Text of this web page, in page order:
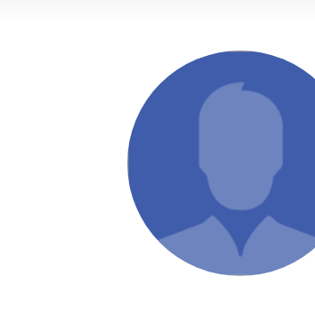
Біблійне консультування